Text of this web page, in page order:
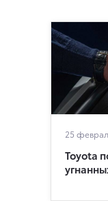
25
Toyota